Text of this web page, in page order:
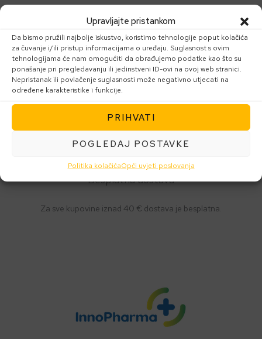
Upravljajte pristankom
Da bismo pružili najbolje iskustvo, koristimo tehnologije poput kolačića
za čuvanje i/ili pristup informacijama o uređaju. Suglasnost s ovim
tehnologijama će nam omogućiti da obrađujemo podatke kao što su
ponašanje pri pregledavanju ili jedinstveni ID-ovi na ovoj web stranici.
Nepristanak ili povlačenje suglasnosti može negativno utjecati na
određene karakteristike i funkcije.
PRIHVATI
POGLEDAJ POSTAVKE
Politika kolačićaOpći uvjeti poslovanja
U našoj trgovini kupujte bez straha. Vaši su podaci sigurni!
Zahvaliti ćemo vam se poklonom
Besplatna dostava
Za sve kupovine iznad 40 € dostava je besplatna.